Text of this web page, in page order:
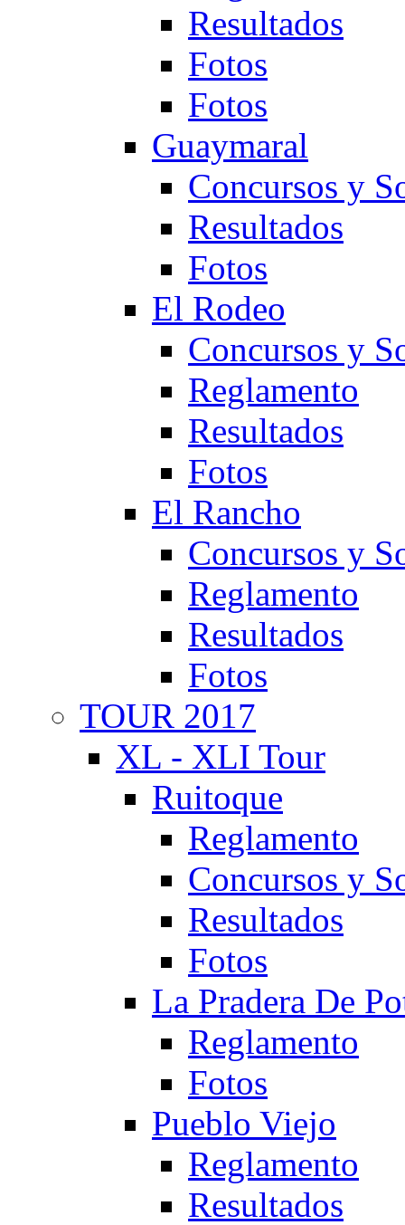
Resultados
Fotos
Fotos
Guaymaral
Concursos y
Resultados
Fotos
El Rodeo
Concursos y
Reglamento
Resultados
Fotos
El Rancho
Concursos y
Reglamento
Resultados
Fotos
TOUR 2017
XL - XLI Tour
Ruitoque
Reglamento
Concursos y
Resultados
Fotos
La Pradera De
Reglamento
Fotos
Pueblo Viejo
Reglamento
Resultados